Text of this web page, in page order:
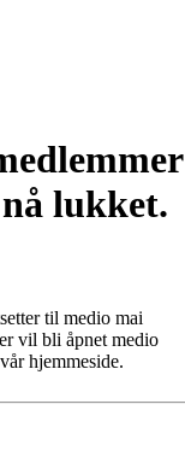
lukket.
til medio mai
vil bli åpnet medio
hjemmeside.